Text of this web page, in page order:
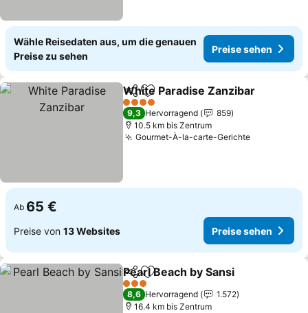
Wähle Reisedaten aus, um die genauen
Preise zu sehen
Preise sehen
TeilenZu Favoriten hinzufügen
White Paradise Zanzibar
4 Sterne
9,3 Hervorragend
859
10.5 km bis Zentrum
Gourmet-À-la-carte-GerichtePreise
Ab 65 €
Preise von 13 Websites Preise sehen
TeilenZu Favoriten hinzufügen
Pearl Beach by Sansi
3 Sterne
8,6 Hervorragend
1.572
16.4 km bis Zentrum